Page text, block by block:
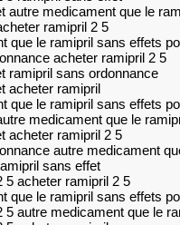
autre medicament que le
ramipril 2 5
que le ramipril sans effets
acheter ramipril 2 5
ramipril sans ordonnance
acheter ramipril
que le ramipril sans effets
medicament que le
acheter ramipril 2 5
autre medicament
sans effet
5 acheter ramipril 2 5
que le ramipril sans effets
5 autre medicament que le